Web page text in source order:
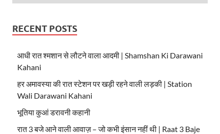
RECENT POSTS
आधी रात श्मशान से लौटने वाला आदमी | Shamshan Ki Darawani
Kahani
हर अमावस्या की रात स्टेशन पर खड़ी रहने वाली लड़की | Station
Wali Darawani Kahani
भूतिया कुआं डरावनी कहानी
रात 3 बजे आने वाली आवाज़ – जो कभी इंसान नहीं थी | Raat 3 Baje